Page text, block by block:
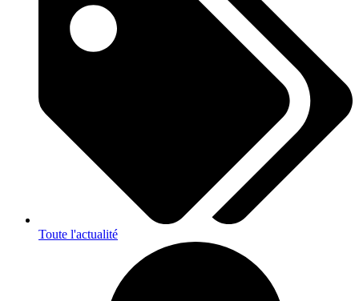
Toute l'actualité